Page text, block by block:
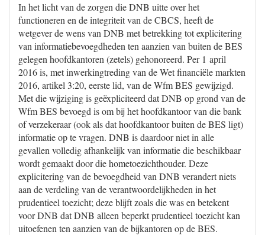
In het licht van de zorgen die DNB uitte over het
functioneren en de integriteit van de CBCS, heeft de
wetgever de wens van DNB met betrekking tot explicitering
van informatiebevoegdheden ten aanzien van buiten de BES
gelegen hoofdkantoren (zetels) gehonoreerd. Per 1 april
2016 is, met inwerkingtreding van de Wet financiële markten
2016, artikel 3:20, eerste lid, van de Wfm BES gewijzigd.
Met die wijziging is geëxpliciteerd dat DNB op grond van de
Wfm BES bevoegd is om bij het hoofdkantoor van die bank
of verzekeraar (ook als dat hoofdkantoor buiten de BES ligt)
informatie op te vragen. DNB is daardoor niet in alle
gevallen volledig afhankelijk van informatie die beschikbaar
wordt gemaakt door die hometoezichthouder. Deze
explicitering van de bevoegdheid van DNB verandert niets
aan de verdeling van de verantwoordelijkheden in het
prudentieel toezicht; deze blijft zoals die was en betekent
voor DNB dat DNB alleen beperkt prudentieel toezicht kan
uitoefenen ten aanzien van de bijkantoren op de BES.